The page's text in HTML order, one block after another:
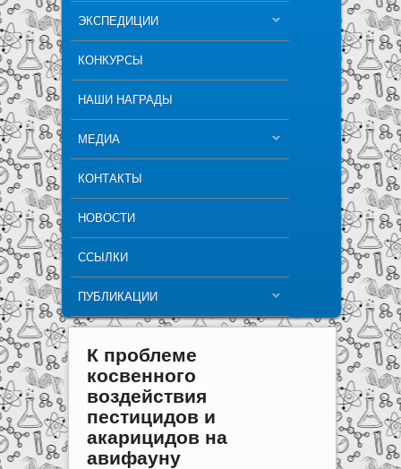
ЭКСПЕДИЦИИ
КОНКУРСЫ
НАШИ НАГРАДЫ
МЕДИА
КОНТАКТЫ
НОВОСТИ
ССЫЛКИ
ПУБЛИКАЦИИ
К проблеме
косвенного
воздействия
пестицидов и
акарицидов на
авифауну